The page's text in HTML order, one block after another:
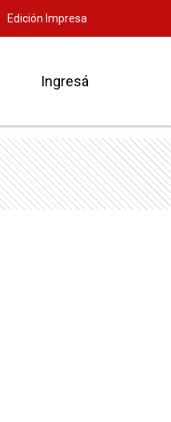
Edición Impresa
Ingresá